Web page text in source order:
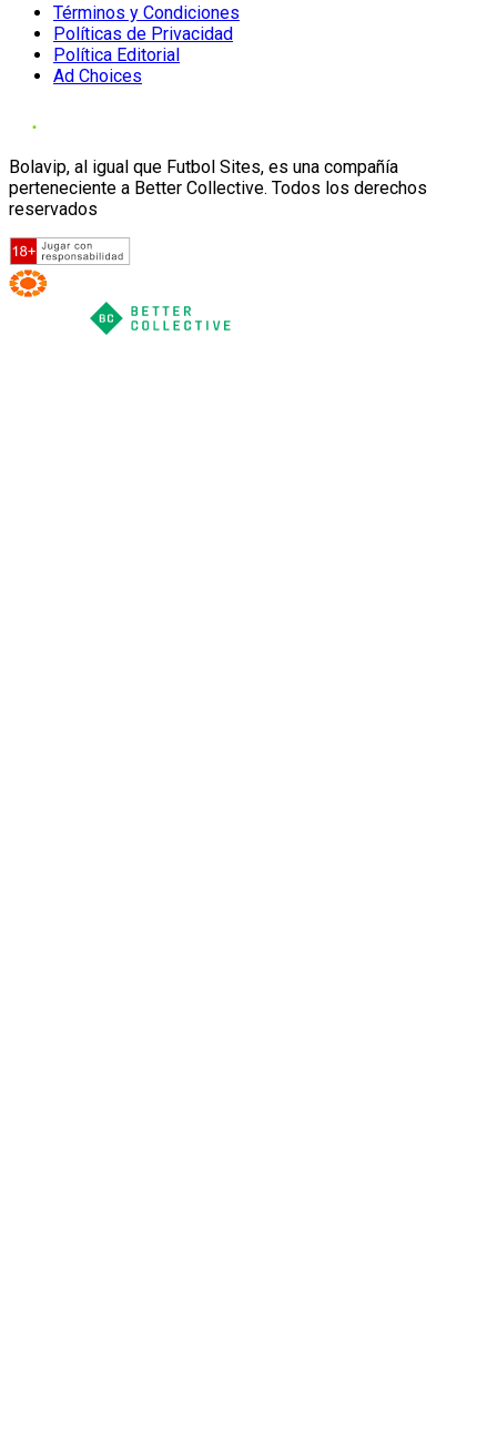
Términos y Condiciones
Políticas de Privacidad
Política Editorial
Ad Choices
Bolavip, al igual que Futbol Sites, es una compañía
perteneciente a Better Collective. Todos los derechos
reservados